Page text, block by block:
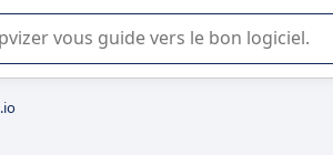
l'utilisation ou la sélection de logiciel